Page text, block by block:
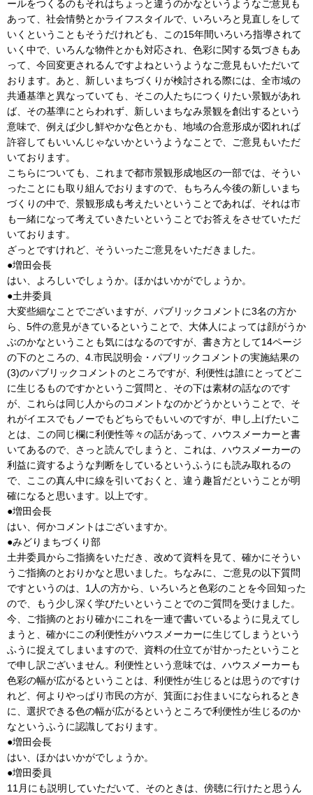
ールをつくるのもそれはちょっと違うのかなというようなご意見も
あって、社会情勢とかライフスタイルで、いろいろと見直しをして
いくということもそうだけれども、この15年間いろいろ指導されて
いく中で、いろんな物件とかも対応され、色彩に関する気づきもあ
って、今回変更されるんですよねというようなご意見もいただいて
おります。あと、新しいまちづくりが検討される際には、全市域の
共通基準と異なっていても、そこの人たちにつくりたい景観があれ
ば、その基準にとらわれず、新しいまちなみ景観を創出するという
意味で、例えば少し鮮やかな色とかも、地域の合意形成が図れれば
許容してもいいんじゃないかというようなことで、ご意見もいただ
いております。
こちらについても、これまで都市景観形成地区の一部では、そうい
ったことにも取り組んでおりますので、もちろん今後の新しいまち
づくりの中で、景観形成も考えたいということであれば、それは市
も一緒になって考えていきたいということでお答えをさせていただ
いております。
ざっとですけれど、そういったご意見をいただきました。
●増田会長
はい、よろしいでしょうか。ほかはいかがでしょうか。
●土井委員
大変些細なことでございますが、パブリックコメントに3名の方か
ら、5件の意見がきているということで、大体人によっては顔がうか
ぶのかなということも気にはなるのですが、書き方として14ページ
の下のところの、4.市民説明会・パブリックコメントの実施結果の
(3)のパブリックコメントのところですが、利便性は誰にとってどこ
に生じるものですかというご質問と、その下は素材の話なのです
が、これらは同じ人からのコメントなのかどうかということで、そ
れがイエスでもノーでもどちらでもいいのですが、申し上げたいこ
とは、この同じ欄に利便性等々の話があって、ハウスメーカーと書
いてあるので、さっと読んでしまうと、これは、ハウスメーカーの
利益に資するような判断をしているというふうにも読み取れるの
で、ここの真ん中に線を引いておくと、違う趣旨だということが明
確になると思います。以上です。
●増田会長
はい、何かコメントはございますか。
●みどりまちづくり部
土井委員からご指摘をいただき、改めて資料を見て、確かにそうい
うご指摘のとおりかなと思いました。ちなみに、ご意見の以下質問
ですというのは、1人の方から、いろいろと色彩のことを今回知った
ので、もう少し深く学びたいということでのご質問を受けました。
今、ご指摘のとおり確かにこれを一連で書いているように見えてし
まうと、確かにこの利便性がハウスメーカーに生じてしまうという
ふうに捉えてしまいますので、資料の仕立てが甘かったということ
で申し訳ございません。利便性という意味では、ハウスメーカーも
色彩の幅が広がるということは、利便性が生じるとは思うのですけ
れど、何よりやっぱり市民の方が、箕面にお住まいになられるとき
に、選択できる色の幅が広がるというところで利便性が生じるのか
なというふうに認識しております。
●増田会長
はい、ほかはいかがでしょうか。
●増田委員
11月にも説明していただいて、そのときは、傍聴に行けたと思うん